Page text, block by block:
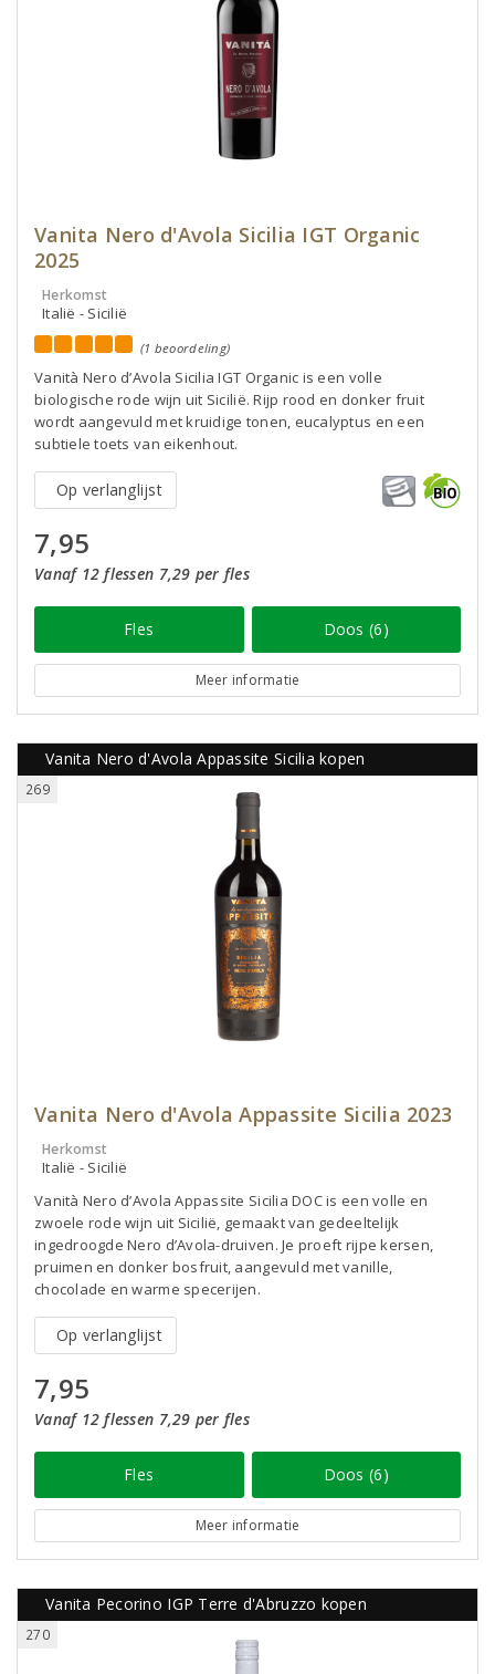
Vanita Nero d'Avola Sicilia IGT Organic
2025
Herkomst
Italië - Sicilië
(1 beoordeling)
Vanità Nero d’Avola Sicilia IGT Organic is een volle
biologische rode wijn uit Sicilië. Rijp rood en donker fruit
wordt aangevuld met kruidige tonen, eucalyptus en een
subtiele toets van eikenhout.
Op verlanglijst
7,95
Vanaf 12 flessen 7,29 per fles
Fles Doos (6)
Meer informatie
Vanita Nero d'Avola Appassite Sicilia kopen
269
Vanita Nero d'Avola Appassite Sicilia 2023
Herkomst
Italië - Sicilië
Vanità Nero d’Avola Appassite Sicilia DOC is een volle en
zwoele rode wijn uit Sicilië, gemaakt van gedeeltelijk
ingedroogde Nero d’Avola-druiven. Je proeft rijpe kersen,
pruimen en donker bosfruit, aangevuld met vanille,
chocolade en warme specerijen.
Op verlanglijst
7,95
Vanaf 12 flessen 7,29 per fles
Fles Doos (6)
Meer informatie
Vanita Pecorino IGP Terre d'Abruzzo kopen
270